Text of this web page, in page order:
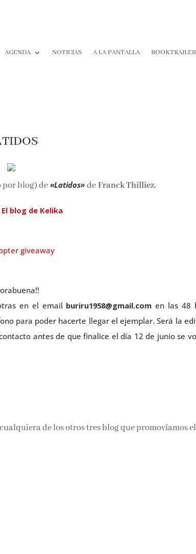
AGENDA NOTICIAS A LA PANTALLA BOOKTRAILER
por blog) de«Latidos»deFranck Thilliez.
El blog de Kelika
giveaway
en el email buriru1958@gmail.com en las 48
para poder hacerte llegar el ejemplar. Será la
antes de que finalice el día 12 de junio se
de los otros tres blog que promovíamos el